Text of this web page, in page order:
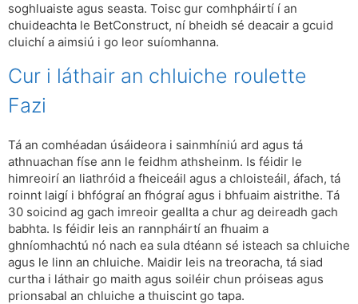
soghluaiste agus seasta. Toisc gur comhpháirtí í an
chuideachta le BetConstruct, ní bheidh sé deacair a gcuid
cluichí a aimsiú i go leor suíomhanna.
Cur i láthair an chluiche roulette
Fazi
Tá an comhéadan úsáideora i sainmhíniú ard agus tá
athnuachan físe ann le feidhm athsheinm. Is féidir le
himreoirí an liathróid a fheiceáil agus a chloisteáil, áfach, tá
roinnt laigí i bhfógraí an fhógraí agus i bhfuaim aistrithe. Tá
30 soicind ag gach imreoir geallta a chur ag deireadh gach
babhta. Is féidir leis an rannpháirtí an fhuaim a
ghníomhachtú nó nach ea sula dtéann sé isteach sa chluiche
agus le linn an chluiche. Maidir leis na treoracha, tá siad
curtha i láthair go maith agus soiléir chun próiseas agus
prionsabal an chluiche a thuiscint go tapa.